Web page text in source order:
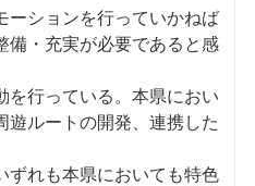
ーションを行っていかねば
備・充実が必要であると感
を行っている。本県におい
遊ルートの開発、連携した
ずれも本県においても特色